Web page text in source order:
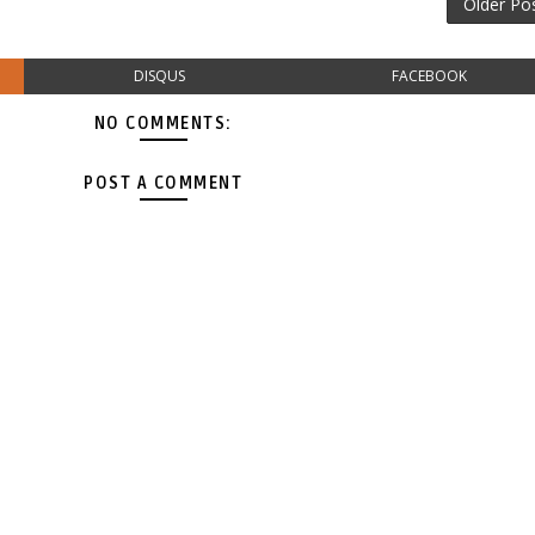
DISQUS FACEBOOK
NO COMMENTS:
POST A COMMENT